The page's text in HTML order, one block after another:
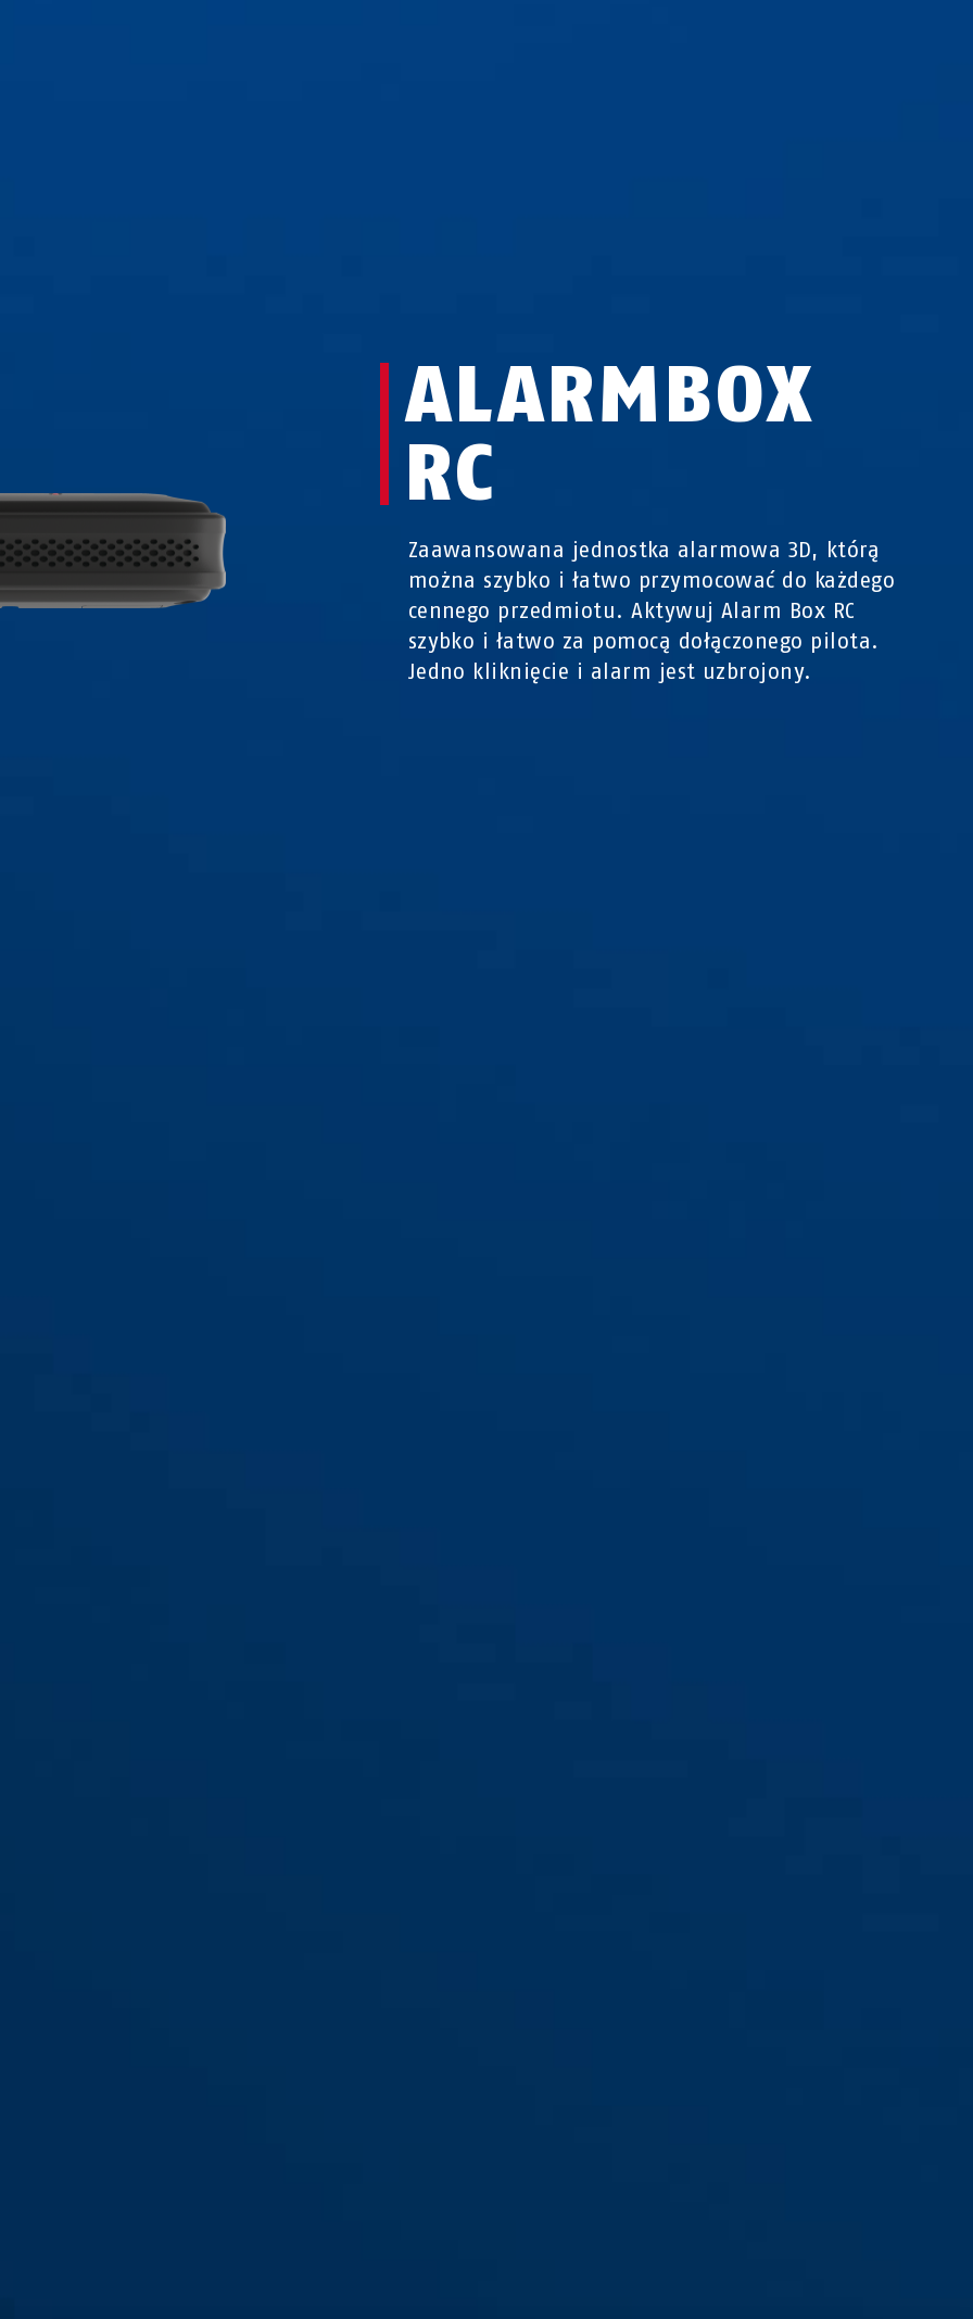
ALARMBOX
RC
Zaawansowana jednostka alarmowa 3D, którą
można szybko i łatwo przymocować do każdego
cennego przedmiotu. Aktywuj Alarm Box RC
szybko i łatwo za pomocą dołączonego pilota.
Jedno kliknięcie i alarm jest uzbrojony.